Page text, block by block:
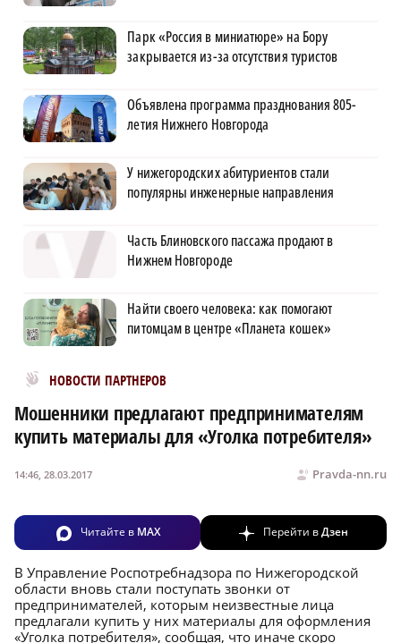
Парк «Россия в миниатюре» на Бору
закрывается из-за отсутствия туристов
Объявлена программа празднования 805-
летия Нижнего Новгорода
У нижегородских абитуриентов стали
популярны инженерные направления
Часть Блиновского пассажа продают в
Нижнем Новгороде
Найти своего человека: как помогают
питомцам в центре «Планета кошек»
НОВОСТИ ПАРТНЕРОВ
Новости МирТесен
Мошенники предлагают предпринимателям
купить материалы для «Уголка потребителя»
Pravda-nn.ru
14:46, 28.03.2017
Читайте в MAX Перейти вДзен
В Управление Роспотребнадзора по Нижегородской
области вновь стали поступать звонки от
предпринимателей, которым неизвестные лица
предлагали купить у них материалы для оформления
«Уголка потребителя», сообщая, что иначе скоро